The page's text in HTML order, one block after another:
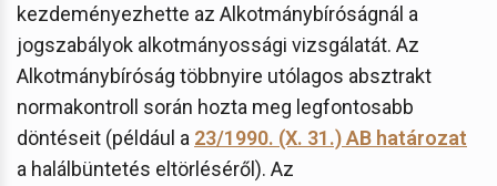
kezdeményezhette az Alkotmánybíróságnál a
jogszabályok alkotmányossági vizsgálatát. Az
Alkotmánybíróság többnyire utólagos absztrakt
normakontroll során hozta meg legfontosabb
döntéseit (például a 23/1990. (X. 31.) AB határozat
a halálbüntetés eltörléséről). Az